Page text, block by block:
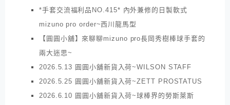
*手套交流福利品NO.415* 內外兼修的日製軟式
mizuno pro order~西川龍馬型
【圓圓小舖】來聊聊mizuno pro長岡秀樹棒球手套的
兩大迷思~
2026.5.13 圓圓小舖新貨入荷~WILSON STAFF
2026.5.25 圓圓小舖新貨入荷~ZETT PROSTATUS
2026.6.10 圓圓小舖新貨入荷~球棒界的勞斯萊斯